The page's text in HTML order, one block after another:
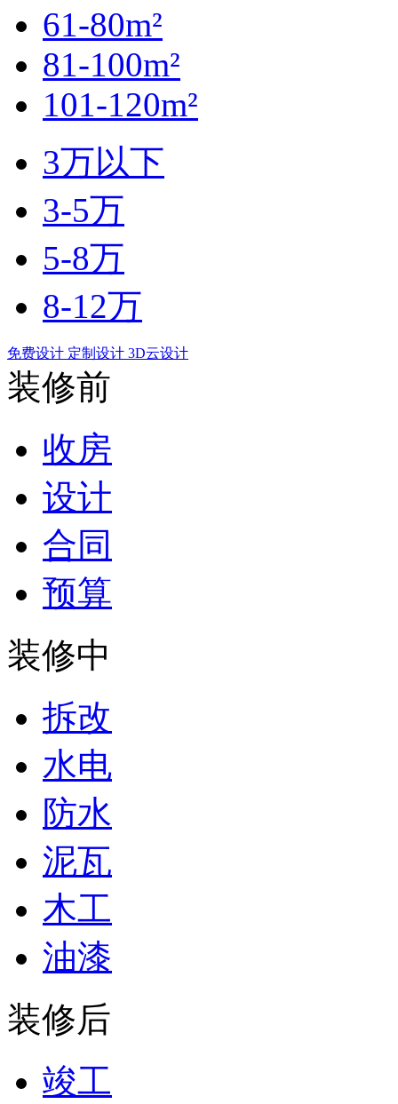
61-80m²
81-100m²
101-120m²
3万以下
3-5万
5-8万
8-12万
免费设计 定制设计 3D云设计
装修前
收房
设计
合同
预算
装修中
拆改
水电
防水
泥瓦
木工
油漆
装修后
竣工